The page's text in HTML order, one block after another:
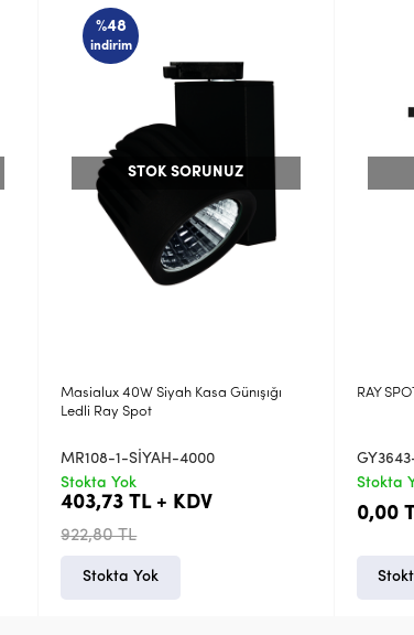
%48
indirim
STOK SORUNUZ
Masialux 40W Siyah Kasa Günışığı
Ledli Ray Spot
MR108-1-SİYAH-4000
Stokta Yok
403,73 TL + KDV
922,80 TL
Stokta Yok
RAY
Stokta
0,00